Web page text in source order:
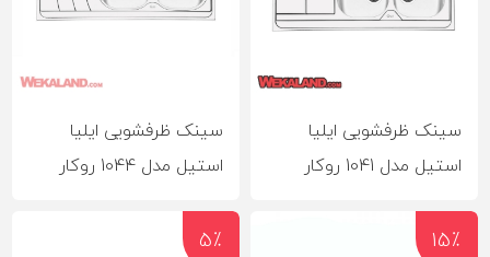
سینک ظرفشویی ایلیا
استیل مدل 1041 روکار
سینک ظرفشویی ایلیا
استیل مدل 1044 روکار
15٪ 5٪